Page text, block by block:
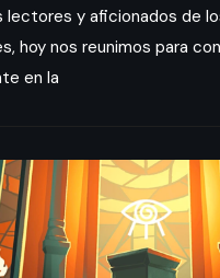
lectores y aficionados de
hoy nos reunimos para
en la